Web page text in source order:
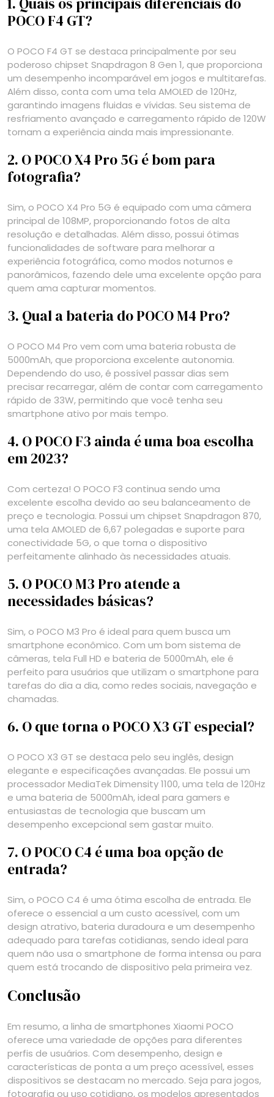
POCO F4 GT?
O POCO F4 GT se destaca principalmente por seu
poderoso chipset Snapdragon 8 Gen 1, que proporciona
um desempenho incomparável em jogos e multitarefas.
Além disso, conta com uma tela AMOLED de 120Hz,
garantindo imagens fluidas e vívidas. Seu sistema de
resfriamento avançado e carregamento rápido de 120W
tornam a experiência ainda mais impressionante.
2. O POCO X4 Pro 5G é bom para
fotografia?
Sim, o POCO X4 Pro 5G é equipado com uma câmera
principal de 108MP, proporcionando fotos de alta
resolução e detalhadas. Além disso, possui ótimas
funcionalidades de software para melhorar a
experiência fotográfica, como modos noturnos e
panorâmicos, fazendo dele uma excelente opção para
quem ama capturar momentos.
3. Qual a bateria do POCO M4 Pro?
O POCO M4 Pro vem com uma bateria robusta de
5000mAh, que proporciona excelente autonomia.
Dependendo do uso, é possível passar dias sem
precisar recarregar, além de contar com carregamento
rápido de 33W, permitindo que você tenha seu
smartphone ativo por mais tempo.
4. O POCO F3 ainda é uma boa escolha
em 2023?
Com certeza! O POCO F3 continua sendo uma
excelente escolha devido ao seu balanceamento de
preço e tecnologia. Possui um chipset Snapdragon 870,
uma tela AMOLED de 6,67 polegadas e suporte para
conectividade 5G, o que torna o dispositivo
perfeitamente alinhado às necessidades atuais.
5. O POCO M3 Pro atende a
necessidades básicas?
Sim, o POCO M3 Pro é ideal para quem busca um
smartphone econômico. Com um bom sistema de
câmeras, tela Full HD e bateria de 5000mAh, ele é
perfeito para usuários que utilizam o smartphone para
tarefas do dia a dia, como redes sociais, navegação e
chamadas.
6. O que torna o POCO X3 GT especial?
O POCO X3 GT se destaca pelo seu inglês, design
elegante e especificações avançadas. Ele possui um
processador MediaTek Dimensity 1100, uma tela de 120Hz
e uma bateria de 5000mAh, ideal para gamers e
entusiastas de tecnologia que buscam um
desempenho excepcional sem gastar muito.
7. O POCO C4 é uma boa opção de
entrada?
Sim, o POCO C4 é uma ótima escolha de entrada. Ele
oferece o essencial a um custo acessível, com um
design atrativo, bateria duradoura e um desempenho
adequado para tarefas cotidianas, sendo ideal para
quem não usa o smartphone de forma intensa ou para
quem está trocando de dispositivo pela primeira vez.
Conclusão
Em resumo, a linha de smartphones Xiaomi POCO
oferece uma variedade de opções para diferentes
perfis de usuários. Com desempenho, design e
características de ponta a um preço acessível, esses
dispositivos se destacam no mercado. Seja para jogos,
fotografia ou uso cotidiano, os modelos apresentados